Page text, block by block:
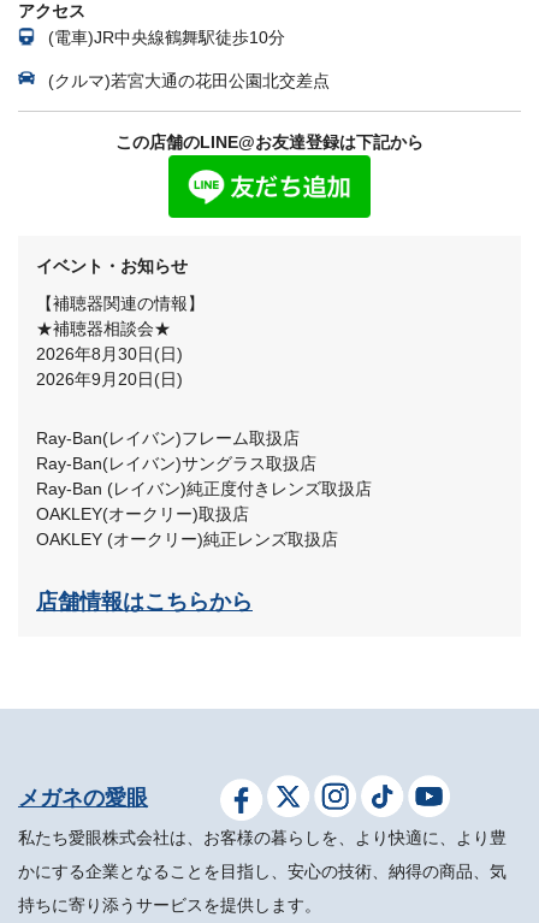
アクセス
(電車)JR中央線鶴舞駅徒歩10分
(クルマ)若宮大通の花田公園北交差点
この店舗のLINE@お友達登録は下記から
イベント・お知らせ
【補聴器関連の情報】
★補聴器相談会★
2026年8月30日(日)
2026年9月20日(日)
Ray-Ban(レイバン)フレーム取扱店
Ray-Ban(レイバン)サングラス取扱店
Ray-Ban (レイバン)純正度付きレンズ取扱店
OAKLEY(オークリー)取扱店
OAKLEY (オークリー)純正レンズ取扱店
店舗情報はこちらから
メガネの愛眼
私たち愛眼株式会社は、お客様の暮らしを、より快適に、より豊
かにする企業となることを目指し、安心の技術、納得の商品、気
持ちに寄り添うサービスを提供します。